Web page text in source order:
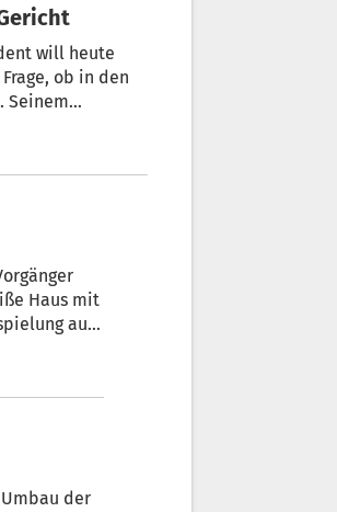
will heute
ob in den
Seinem
Haus mit
auf
der